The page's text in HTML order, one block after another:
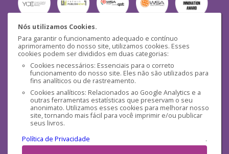
Nós utilizamos Cookies.
Para garantir o funcionamento adequado e contínuo
aprimoramento do nosso site, utilizamos cookies. Esses
cookies podem ser divididos em duas categorias:
Cookies necessários: Essenciais para o correto
funcionamento do nosso site. Eles não são utilizados para
fins analíticos ou de rastreamento.
Cookies analíticos: Relacionados ao Google Analytics e a
outras ferramentas estatísticas que preservam o seu
anonimato. Utilizamos esses cookies para melhorar nosso
site, tornando mais fácil para você imprimir e/ou publicar
seus livros.
Política de Privacidade
.
Segurança
Mídias Sociais